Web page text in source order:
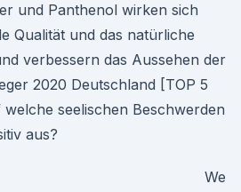
und Panthenol wirken sich
Qualität und das natürliche
verbessern das Aussehen der
2020 Deutschland [TOP 5
seelischen Beschwerden
aus?
We